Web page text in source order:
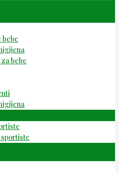
bebe
bebe